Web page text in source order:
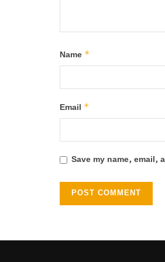
Name *
Email *
Save my name, email,